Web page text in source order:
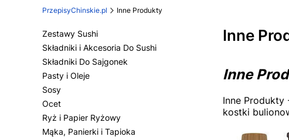
PrzepisyChinskie.pl Inne Produkty
Zestawy Sushi
Składniki i Akcesoria Do Sushi
Składniki Do Sajgonek
Pasty i Oleje
Sosy
Ocet
Ryż i Papier Ryżowy
Mąka, Panierki i Tapioka
Inne
Inne
Inne Produkty
kostki